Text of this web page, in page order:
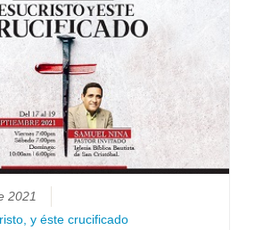
2021
y éste crucificado